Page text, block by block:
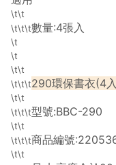
\t\t
\t\t\t數量:4張入
\t
\t
\t\t
\t\t\t290環保書衣(4
\t\t
\t\t\t型號:BBC-290
\t\t
\t\t\t商品編號
\t\t